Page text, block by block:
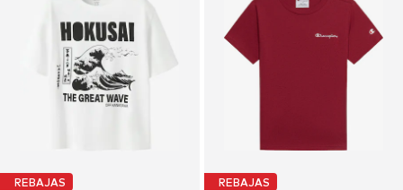
REBAJAS REBAJAS